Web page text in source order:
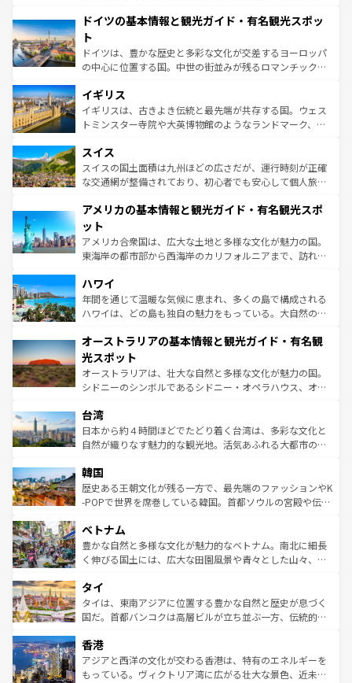
せる。地方によって風土や気候が異なるスペインはその個
ンテンツ一覧 を参照してほしい。
で、幅広い魅力が詰まっている。華麗な宮殿、歴史的な大
聖堂、美しいビーチ、そして豊かな自然が、訪れる者を心
から魅了する。また、フランスは美食の国としても知ら
れ、フランス料理はユネスコ無形文化遺産にも登録されて
香り高いラベンダー畑など、多彩な楽しみ方が可能だ。さ
らに、パリ以外の地域にも魅力が溢れており、どの街角に
も豊かな歴史と文化が息づいている。パリ以外の個性あふ
を参照してほしい。
ドイツの基本情報と観光ガイド・有名観光スポッ
ト
ドイツは、豊かな歴史と多彩な文化が交差するヨーロッパ
の中心に位置する国。中世の街並みが残るロマンチック街
顔を持つこの国は、どこを歩いても飽きることがない。ベ
ルリンの文化的活気、バイエルン州のアルプスの絶景、そ
してライン川沿いのワイン畑といった風景は必見。ビール
は、お酒好きな人にはぜひ体験してほしい。 なお、新着の
ドイツ情報はコンテンツ一覧を参照してほしい。
イギリス
イギリスは、古きよき伝統と最先端が共存する国。ウェス
トミンスター寺院や大英博物館のようなランドマーク、歴
リアごとに異なる魅力がある。また、優雅なアフタヌーン
ティー、ビール好きにはたまらない英国パブ、サッカー観
戦など、本場だからこそできる体験も豊富。イギリスを旅
ンツ一覧を参照してほしい。
スイス
スイスの国土面積は九州ほどの広さだが、運行時刻が正確
な交通網が整備されており、初心者でも安心して個人旅行
の建物がそのまま残る町や、スイスならではのユニークな
博物館もあり、アルプス観光だけでなく町歩きも満喫する
ことができる。国民の所得が高いため物価も高いが、旅行
者向けの交通パス提供のサービスもあり、うまく活用すれ
着のスイス情報は
アメリカの基本情報と観光ガイド・有名観光スポ
ット
アメリカ合衆国は、広大な土地と多様な文化が魅力の国。
東海岸の都市部から西海岸のカリフォルニアまで、訪れる
のような巨大都市は、観光、ショッピング、エンターテイ
ンメントが詰まった刺激的なスポットだ。一方、アメリカ
西部には大自然が広がり、グランドキャニオンやイエロー
部のニューオーリンズでは、音楽と美食が融合した独特の
文化が魅力。旅行者はアメリカの各地域で異なる魅力を楽
しみながら、その多様性と豊かな歴史を感じることができ
るだろう。車でのロードトリップや列車の旅も、アメリカ
情報は
ハワイ
年間を通じて温暖な気候に恵まれ、多くの島で構成される
ハワイは、どの島も独自の魅力をもっている。大自然の神
ワイ島は見逃せない。また、定番の観光地といえばオアフ
島だが、静かな自然を求めるならマウイ島やカウアイ島が
おすすめ。エメラルドグリーンに輝く海をはじめ、豊かな
文化や歴史が息づいている。「アロハスピリット」と呼ば
人々、おいしいローカルフードやハワイアンミュージッ
ク、伝統的なフラダンスなど、すべてがハワイの魅力を彩
っている。訪れるたびに新しい発見と感動が待っているハ
はコンテンツ一覧
オーストラリアの基本情報と観光ガイド・有名観
光スポット
オーストラリアは、壮大な自然と多様な文化が魅力の国。
シドニーのシンボルであるシドニー・オペラハウス、オー
リアリーフや大陸中央部にそびえるウルル（エアーズロッ
ク）、タスマニアの美しい原生林やケアンズの熱帯雨林な
ど、見どころがたくさん。また、カフェやワイン、オージ
いる。アクティビティも充実しており、サーフィンやダイ
ビング、ハイキングなど、アウトドア好きにはたまらな
い。オーストラリアの多彩な魅力を存分に味わいつくそ
参照してほしい。
台湾
日本から約４時間ほどでたどり着く台湾は、多彩な文化と
自然が織りなす魅力的な観光地。活気あふれる大都市の台
ン）、静ひつな山岳地帯である台湾東部など、都市の喧騒
と山間の静けさが共存しており、訪れる人に新しい発見と
驚きをもたらしてくれる。また、奥深い台湾の食文化も魅
容にもいいと評判のスイーツなど、バラエティ豊かな料理
が味わえる。 なお、新着の台湾情報は コンテンツ一覧を参
照してほしい。
韓国
歴史ある王朝文化が残る一方で、最先端のファッションやK
-POPで世界を席巻している韓国。首都ソウルの宮殿や伝統
き、地方に足を延ばせば四季折々の自然美を楽しむことが
できる。そして、キムチや焼肉、絶品のストリートフード
まで、さまざまな韓国料理が待っている。夜には、韓国な
リティに包まれながら、韓国の多彩な魅力を心ゆくまで味
わってみてほしい。 なお、新着の韓国情報はコンテンツ一
覧を参照してほしい。
ベトナム
豊かな自然と多様な文化が魅力的なベトナム。南北に細長
く伸びる国土には、広大な田園風景や青々とした山々、世
急速な発展と共に伝統が息づく。ハノイの古い町並みやホ
ーチミン市のフランス統治時代の建物も、独特の雰囲気を
醸し出している。また、バラエティの豊かさとおいしさで
とつ。フォーやバインミー、ベトナムコーヒーなどは、ぜ
ひ現地で味わいたい。どの地域を訪れてもあたたかい人々
が旅行者を迎えてくれるので、きっと忘れられない旅にな
タイ
タイは、東南アジアに位置する豊かな自然と歴史が息づく
国だ。首都バンコクは高層ビルが立ち並ぶ一方、伝統的な
の活気が交差している。北部ではチェンマイなどの山岳地
帯で自然と触れ合い、南部ではプーケットやクラビの美し
いビーチでリゾート気分を楽しむことができる。タイ料理
香港
アジアと西洋の文化が交わる香港は、特有のエネルギーを
もっている。ヴィクトリア湾に広がる壮大な景色、近未来